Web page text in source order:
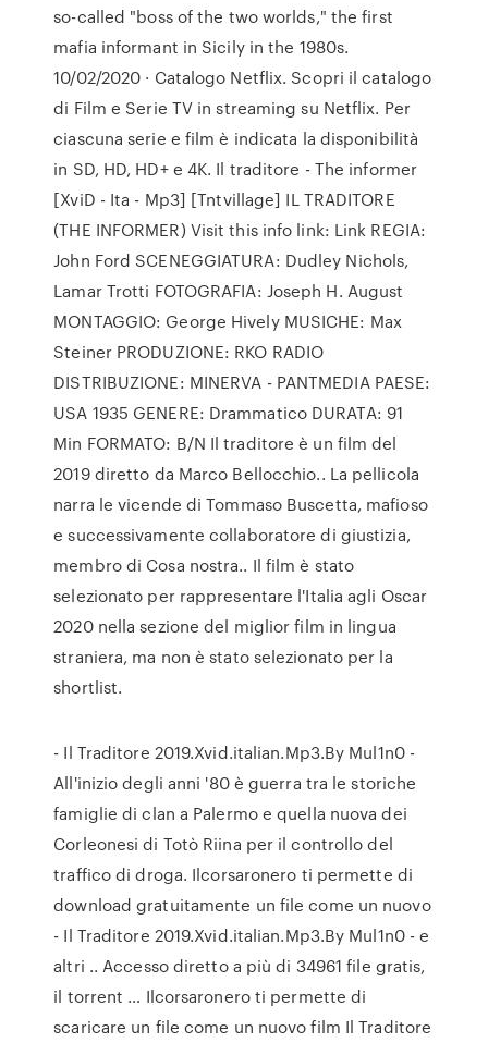
so-called "boss of the two worlds," the first
mafia informant in Sicily in the 1980s.
10/02/2020 · Catalogo Netflix. Scopri il catalogo
di Film e Serie TV in streaming su Netflix. Per
ciascuna serie e film è indicata la disponibilità
in SD, HD, HD+ e 4K. Il traditore - The informer
[XviD - Ita - Mp3] [Tntvillage] IL TRADITORE
(THE INFORMER) Visit this info link: Link REGIA:
John Ford SCENEGGIATURA: Dudley Nichols,
Lamar Trotti FOTOGRAFIA: Joseph H. August
MONTAGGIO: George Hively MUSICHE: Max
Steiner PRODUZIONE: RKO RADIO
DISTRIBUZIONE: MINERVA - PANTMEDIA PAESE:
USA 1935 GENERE: Drammatico DURATA: 91
Min FORMATO: B/N Il traditore è un film del
2019 diretto da Marco Bellocchio.. La pellicola
narra le vicende di Tommaso Buscetta, mafioso
e successivamente collaboratore di giustizia,
membro di Cosa nostra.. Il film è stato
selezionato per rappresentare l'Italia agli Oscar
2020 nella sezione del miglior film in lingua
straniera, ma non è stato selezionato per la
shortlist.
- Il Traditore 2019.Xvid.italian.Mp3.By Mul1n0 -
All'inizio degli anni '80 è guerra tra le storiche
famiglie di clan a Palermo e quella nuova dei
Corleonesi di Totò Riina per il controllo del
traffico di droga. Ilcorsaronero ti permette di
download gratuitamente un file come un nuovo
- Il Traditore 2019.Xvid.italian.Mp3.By Mul1n0 - e
altri .. Accesso diretto a più di 34961 file gratis,
il torrent … Ilcorsaronero ti permette di
scaricare un file come un nuovo film Il Traditore